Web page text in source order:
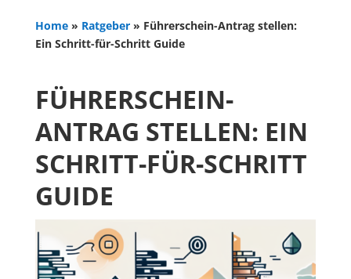
Home» Ratgeber» Führerschein-Antrag stellen:
Ein Schritt-für-Schritt Guide
FÜHRERSCHEIN-
ANTRAG STELLEN: EIN
SCHRITT-FÜR-SCHRITT
GUIDE